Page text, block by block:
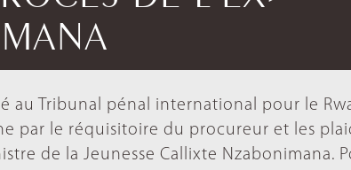
au Tribunal pénal international pour le
par le réquisitoire du procureur et les
de la Jeunesse Callixte Nzabonimana.